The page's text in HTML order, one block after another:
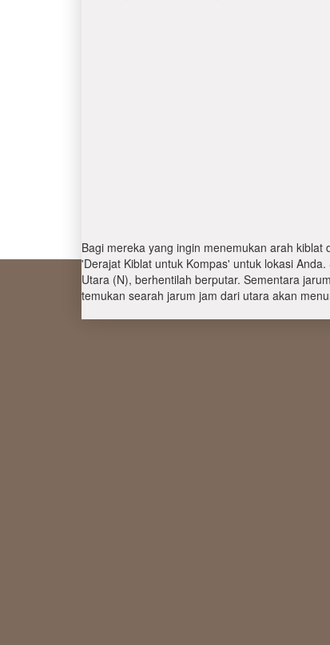
Bagi mereka yang ingin menemukan arah
'Derajat Kiblat untuk Kompas' untuk lokasi
Utara (N), berhentilah berputar. Sementara
temukan searah jarum jam dari utara akan